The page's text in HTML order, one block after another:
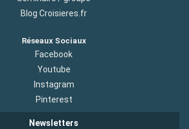
Blog Croisieres.fr
Réseaux Sociaux
Facebook
Youtube
Instagram
Pinterest
Newsletters